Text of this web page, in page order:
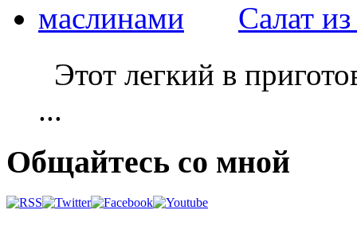
Салат
Этот легкий в
...
Общайтесь со мной